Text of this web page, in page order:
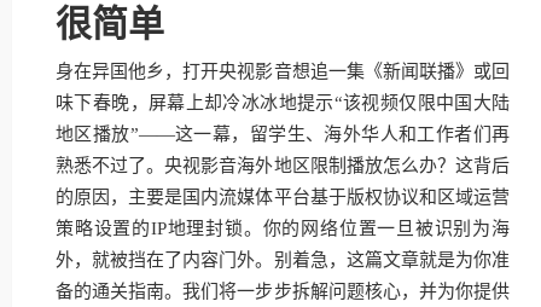
很简单
身在异国他乡，打开央视影音想追一集《新闻联播》或回
味下春晚，屏幕上却冷冰冰地提示“该视频仅限中国大陆
地区播放”——这一幕，留学生、海外华人和工作者们再
熟悉不过了。央视影音海外地区限制播放怎么办？这背后
的原因，主要是国内流媒体平台基于版权协议和区域运营
策略设置的IP地理封锁。你的网络位置一旦被识别为海
外，就被挡在了内容门外。别着急，这篇文章就是为你准
备的通关指南。我们将一步步拆解问题核心，并为你提供